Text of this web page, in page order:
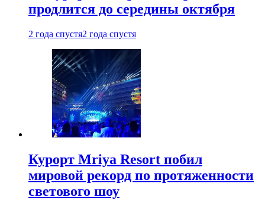
продлится до середины октября
2 года спустя2 года спустя
Курорт Mriya Resort побил
мировой рекорд по протяженности
светового шоу